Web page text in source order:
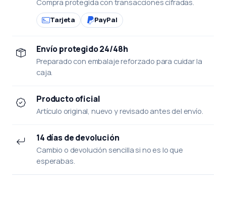
Tarjeta PayPal
Envío protegido 24/48h
Preparado con embalaje reforzado para cuidar la
caja.
Producto oficial
Artículo original, nuevo y revisado antes del envío.
14 días de devolución
Cambio o devolución sencilla si no es lo que
esperabas.